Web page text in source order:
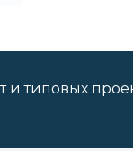
типовых